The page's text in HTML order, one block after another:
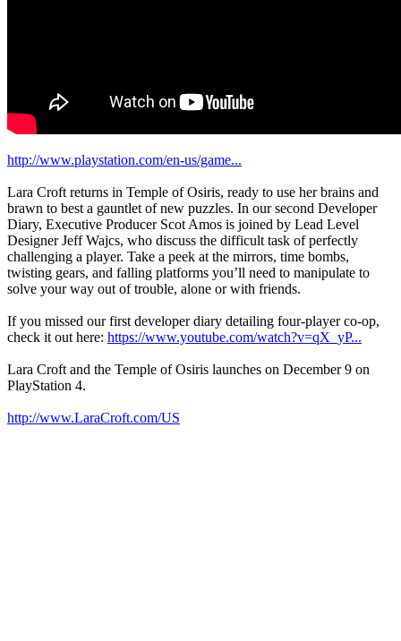
http://www.playstation.com/en-us/game...
Lara Croft returns in Temple of Osiris, ready to use her brains and
brawn to best a gauntlet of new puzzles. In our second Developer
Diary, Executive Producer Scot Amos is joined by Lead Level
Designer Jeff Wajcs, who discuss the difficult task of perfectly
challenging a player. Take a peek at the mirrors, time bombs,
twisting gears, and falling platforms you’ll need to manipulate to
solve your way out of trouble, alone or with friends.
If you missed our first developer diary detailing four-player co-op,
check it out here: https://www.youtube.com/watch?v=qX_yP...
Lara Croft and the Temple of Osiris launches on December 9 on
PlayStation 4.
http://www.LaraCroft.com/US